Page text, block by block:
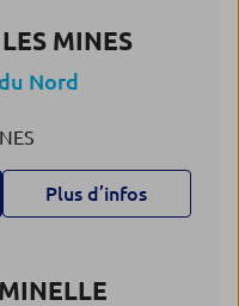
MINES
Nord
Plus d’infos